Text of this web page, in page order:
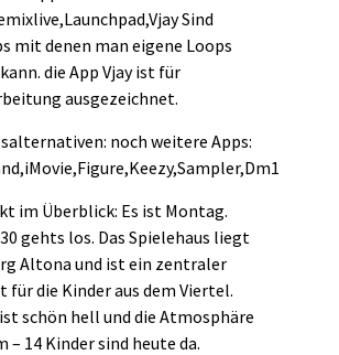
Sind
mit denen man eigene Loops
die App Vjay ist für
ausgezeichnet.
noch weitere Apps:
im Überblick: Es ist Montag.
gehts los. Das Spielehaus liegt
Altona und ist ein zentraler
für die Kinder aus dem Viertel.
ist schön hell und die Atmosphäre
– 14 Kinder sind heute da.